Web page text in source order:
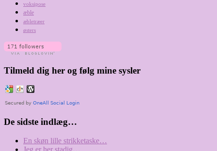
voksipose
æble
æbletræer
østers
Tilmeld dig her og følg mine sysler
De sidste indlæg…
En skøn lille strikketaske…
Jeg er her stadig…